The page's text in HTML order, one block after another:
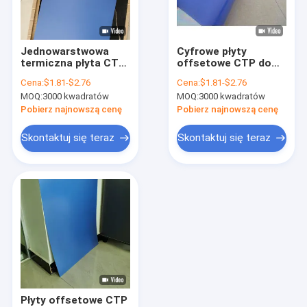
O nas
Wycieczka po fabryce
Aktualności
Poprosić o wycenę
Maszyna do tworzenia płyt CTP
termiczna maszyna CTP
Jednowarstwowa
termiczna płyta CTP
niebieski, czas
wyjścia 22-26S
Cena:$1.81-$2.76
MOQ:3000 kwadratów
Pobierz najnowszą cenę
Skontaktuj się teraz
Cyfrowe płyty
offsetowe CTP do
0,28 mm
Cena:$1.81-$2.76
MOQ:3000 kwadratów
Pobierz najnowszą cenę
Skontaktuj się teraz
Płyty offsetowe CTP